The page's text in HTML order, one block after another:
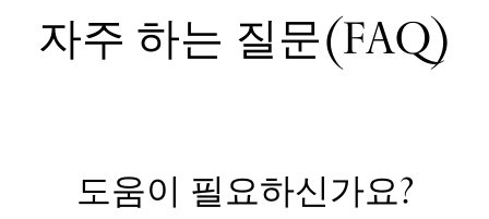
자주 하는 질문(FAQ)
도움이 필요하신가요?